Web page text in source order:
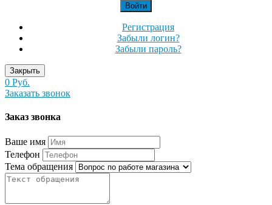
Войти
Регистрация
Забыли логин?
Забыли пароль?
Закрыть
0 Руб.
Заказать звонок
Заказ звонка
Ваше имя
Телефон
Тема обращения